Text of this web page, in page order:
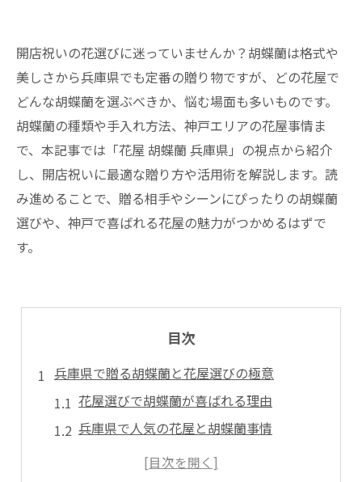
開店祝いの花選びに迷っていませんか？胡蝶蘭は格式や
美しさから兵庫県でも定番の贈り物ですが、どの花屋で
どんな胡蝶蘭を選ぶべきか、悩む場面も多いものです。
胡蝶蘭の種類や手入れ方法、神戸エリアの花屋事情ま
で、本記事では「花屋 胡蝶蘭 兵庫県」の視点から紹介
し、開店祝いに最適な贈り方や活用術を解説します。読
み進めることで、贈る相手やシーンにぴったりの胡蝶蘭
選びや、神戸で喜ばれる花屋の魅力がつかめるはずで
す。
目次
兵庫県で贈る胡蝶蘭と花屋選びの極意
花屋選びで胡蝶蘭が喜ばれる理由
兵庫県で人気の花屋と胡蝶蘭事情
胡蝶蘭を贈る際の花屋の選定基準